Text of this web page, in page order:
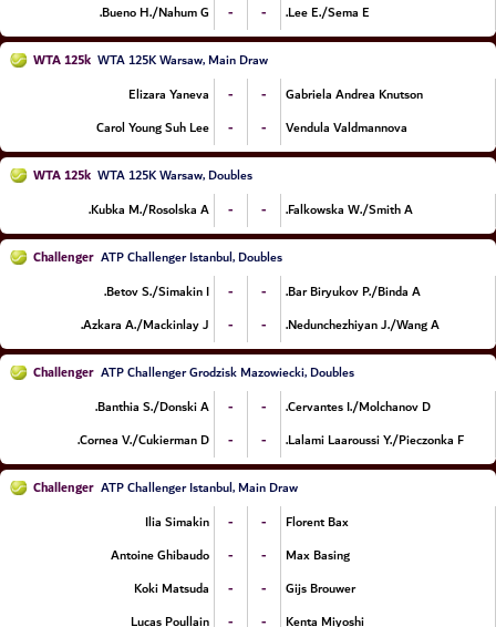
Bueno H./Nahum G.
- - Lee E./Sema E.
WTA 125k WTA 125K Warsaw, Main Draw
Elizara Yaneva
- -
Gabriela Andrea Knutson
Carol Young Suh Lee
- - Vendula Valdmannova
WTA 125k WTA 125K Warsaw, Doubles
Kubka M./Rosolska A.
- - Falkowska W./Smith A.
Challenger ATP Challenger Istanbul, Doubles
Betov S./Simakin I.
- -
Bar Biryukov P./Binda A.
Azkara A./Mackinlay J.
- - Nedunchezhiyan J./Wang A.
Challenger ATP Challenger Grodzisk Mazowiecki, Doubles
Banthia S./Donski A.
- -
Cervantes I./Molchanov D.
Cornea V./Cukierman D.
- - Lalami Laaroussi Y./Pieczonka F.
Challenger ATP Challenger Istanbul, Main Draw
Ilia Simakin
- -
Florent Bax
Antoine Ghibaudo
- -
Max Basing
Koki Matsuda
- -
Gijs Brouwer
Lucas Poullain
- - Kenta Miyoshi